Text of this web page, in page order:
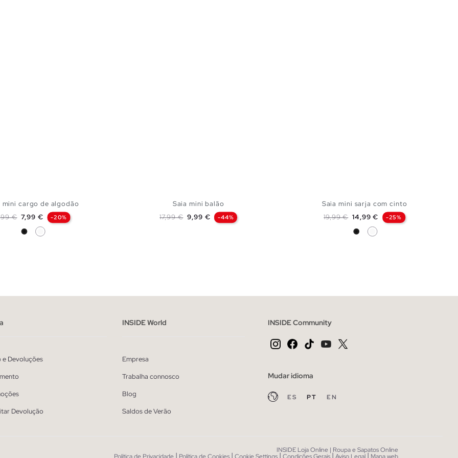
ADICIONAR NO TEU CESTO
mini cargo de algodão
normal
€ Preço
7,99 € -20%
PretoBranco
Saia mini balão
Preço normal
17,99 € Preço
9,99 € -44%
ADICIONAR NO TEU CESTO
Saia mini sarja com cinto
Preço normal
19,99 € Preço
14,99 € -25%
PretoBranco
e Devoluções
Devolução
INSIDE World
Empresa
Trabalha connosco
Blog
Saldos de Verão
INSIDE Community
Mudar idioma
ES PT EN
INSIDE Loja Online | Roupa e Sapatos Online
| | | | |